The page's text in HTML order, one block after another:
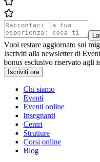
Vuoi restare aggiornato sui
Iscriviti alla newsletter di
bonus esclusivo riservato agli
Iscriviti ora
Chi siamo
Eventi
Eventi online
Insegnanti
Centri
Strutture
Corsi online
Blog